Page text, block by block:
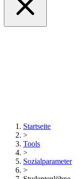
Startseite
>
Tools
>
Sozialparameter
>